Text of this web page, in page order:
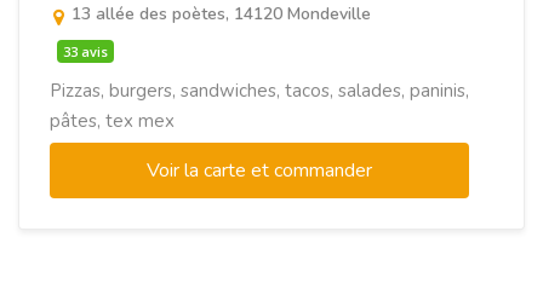
13 allée des poètes, 14120 Mondeville
33 avis
Pizzas, burgers, sandwiches, tacos, salades, paninis,
pâtes, tex mex
Voir la carte et commander